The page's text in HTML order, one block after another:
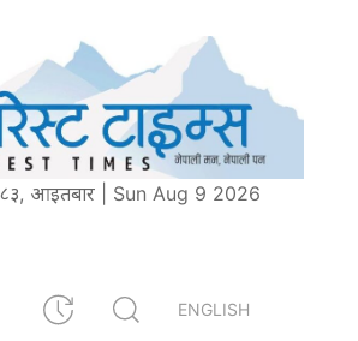
आइतबार | Sun Aug 9 2026
ENGLISH